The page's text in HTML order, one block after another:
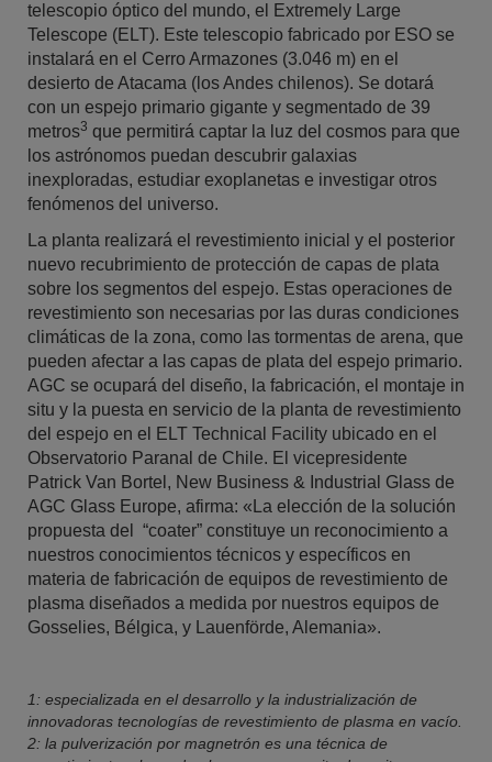
telescopio óptico del mundo, el Extremely Large
Telescope (ELT). Este telescopio fabricado por ESO se
instalará en el Cerro Armazones (3.046 m) en el
desierto de Atacama (los Andes chilenos). Se dotará
con un espejo primario gigante y segmentado de 39
metros3 que permitirá captar la luz del cosmos para que
los astrónomos puedan descubrir galaxias
inexploradas, estudiar exoplanetas e investigar otros
fenómenos del universo.
La planta realizará el revestimiento inicial y el posterior
nuevo recubrimiento de protección de capas de plata
sobre los segmentos del espejo. Estas operaciones de
revestimiento son necesarias por las duras condiciones
climáticas de la zona, como las tormentas de arena, que
pueden afectar a las capas de plata del espejo primario.
AGC se ocupará del diseño, la fabricación, el montaje in
situ y la puesta en servicio de la planta de revestimiento
del espejo en el ELT Technical Facility ubicado en el
Observatorio Paranal de Chile. El vicepresidente
Patrick Van Bortel, New Business & Industrial Glass de
AGC Glass Europe, afirma: «La elección de la solución
propuesta del “coater” constituye un reconocimiento a
nuestros conocimientos técnicos y específicos en
materia de fabricación de equipos de revestimiento de
plasma diseñados a medida por nuestros equipos de
Gosselies, Bélgica, y Lauenförde, Alemania».
1: especializada en el desarrollo y la industrialización de
innovadoras tecnologías de revestimiento de plasma en vacío.
2: la pulverización por magnetrón es una técnica de